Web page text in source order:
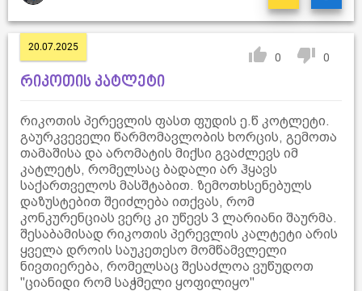
20.07.2025
0 0
რიკოთის კატლეტი
რიკოთის პერევლის ფასთ ფუდის ე.წ კოტლეტი.
გაურკვეველი წარმომავლობის ხორცის, გემოთა
თამაშისა და არომატის მიქსი გვაძლევს იმ
კატლეტს, რომელსაც ბადალი არ ჰყავს
საქართველოს მასშტაბით. ზემოთხსენებულს
დაზუსტებით შეიძლება ითქვას, რომ
კონკურენციას ვერც კი უწევს 3 ლარიანი შაურმა.
შესაბამისად რიკოთის პერევლის კალტეტი არის
ყველა დროის საუკეთესო მომწამვლელი
ნივთიერება, რომელსაც შესაძლოა ვუწუდოთ
"ციანიდი რომ საჭმელი ყოფილიყო"